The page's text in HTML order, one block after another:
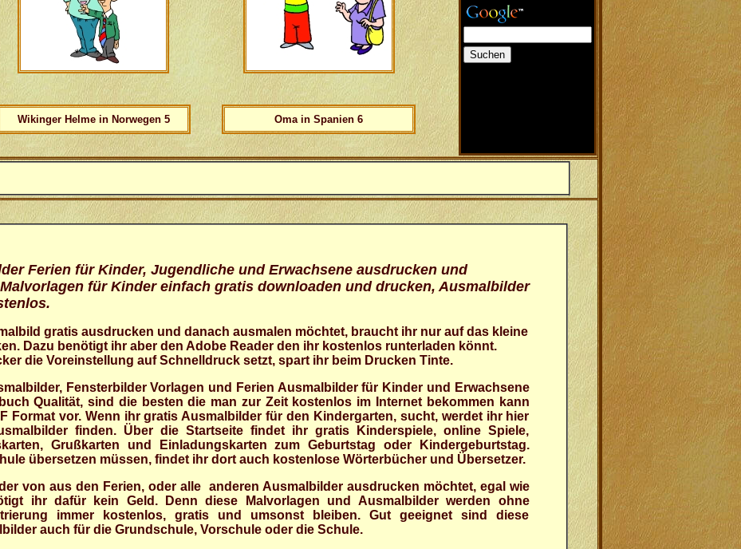
Wikinger Helme in Norwegen 5 Oma in Spanien 6
Ferien für Kinder, Jugendliche und Erwachsene ausdrucken und
für Kinder einfach gratis downloaden und drucken, Ausmalbilder
gratis ausdrucken und danach ausmalen möchtet, braucht ihr nur auf das kleine
Dazu benötigt ihr aber den Adobe Reader den ihr kostenlos runterladen könnt.
die Voreinstellung auf Schnelldruck setzt, spart ihr beim Drucken Tinte.
Fensterbilder Vorlagen und Ferien Ausmalbilder für Kinder und Erwachsene
Qualität, sind die besten die man zur Zeit kostenlos im Internet bekommen kann
Format vor. Wenn ihr gratis Ausmalbilder für den Kindergarten, sucht, werdet ihr hier
finden. Über die Startseite findet ihr gratis Kinderspiele, online Spiele,
Grußkarten und Einladungskarten zum Geburtstag oder Kindergeburtstag.
übersetzen müssen, findet ihr dort auch kostenlose Wörterbücher und Übersetzer.
von aus den Ferien, oder alle anderen Ausmalbilder ausdrucken möchtet, egal wie
ihr dafür kein Geld. Denn diese Malvorlagen und Ausmalbilder werden ohne
immer kostenlos, gratis und umsonst bleiben. Gut geeignet sind diese
auch für die Grundschule, Vorschule oder die Schule.